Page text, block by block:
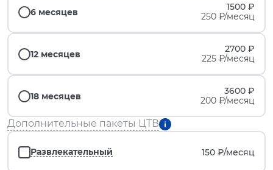
6 месяцев
1500 ₽
250 ₽/месяц
12 месяцев
2700 ₽
225 ₽/месяц
18 месяцев
3600 ₽
200 ₽/месяц
Дополнительные пакеты ЦТВ
Развлекательный 150 ₽/месяц